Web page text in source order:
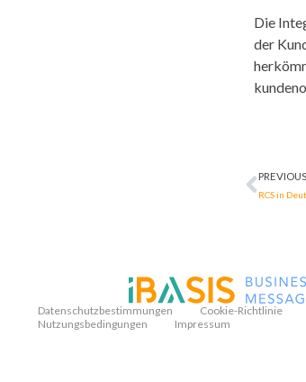
Die
der
PREVIOUS
RCS in
Datenschutzbestimmungen
Cookie-Richtlinie
Nutzungsbedingungen
Impressum